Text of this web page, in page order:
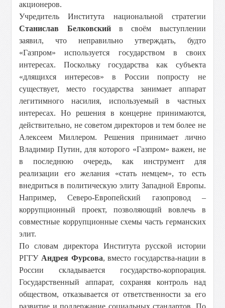
акционеров.
Учредитель Института национальной стратегии
Станислав Белковскийв своём выступлении
заявил, что неправильно утверждать, будто
«Газпром» используется государством в своих
интересах. Поскольку государства как субъекта
«длящихся интересов» в России попросту не
существует, место государства занимает аппарат
легитимного насилия, используемый в частных
интересах. Но решения в концерне принимаются,
действительно, не советом директоров и тем более не
Алексеем Миллером. Решения принимает лично
Владимир Путин, для которого «Газпром» важен, не
в последнюю очередь, как инструмент для
реализации его желания «стать немцем», то есть
внедриться в политическую элиту Западной Европы.
Например, Северо-Европейский газопровод –
коррупционный проект, позволяющий вовлечь в
совместные коррупционные схемы часть германских
элит.
По словам директора Института русской истории
РГГУ Андрея Фурсова, вместо государства-нации в
России складывается государство-корпорация.
Государственный аппарат, сохраняя контроль над
обществом, отказывается от ответственности за его
развитие и поддержание социальных стандартов. По